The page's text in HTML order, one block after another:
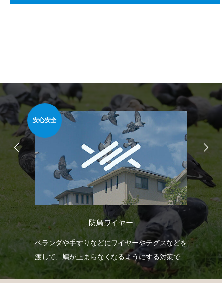
安心安全
防鳥ワイヤー
ベランダや手すりなどにワイヤーやテグスなどを
渡して、鳩が止まらなくなるようにする対策で
す。